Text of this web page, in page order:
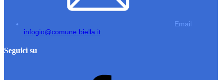
Email
infogio@comune.biella.it
Seguici su